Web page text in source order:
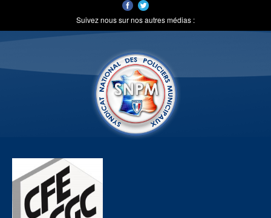
Suivez nous sur nos autres médias :